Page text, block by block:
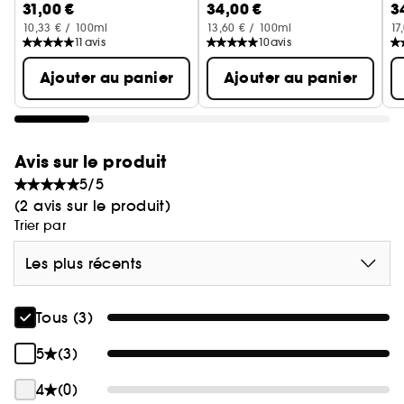
- Grande maniabilité et cheveux faciles à
discipliner
- Protection thermique jusqu'à 230°C
- Sans silicones ni parabènes
Obtenez un look naturel, malléable et durable
avec le Spray Flexible Authentic Beauty Concept.
31,00 €
10,33 € / 100ml
11 avis
Ajouter au panier
34,00 €
13,60 € / 100ml
10avis
Ajouter au panier
Avis sur le produit
5/5
(2 avis sur le produit)
Trier par
Les plus récents
Tous (3)
5
(3)
4
(0)